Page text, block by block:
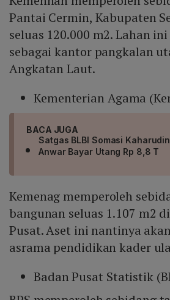
Pantai Cermin, Kabupaten
seluas 120.000 m2. Lahan
sebagai kantor pangkalan
Angkatan Laut.
Kementerian Agama
BACA JUGA
Satgas BLBI Somasi
Anwar Bayar Utang Rp 8,8 T
Kemenag memperoleh
bangunan seluas 1.107 m2
Pusat. Aset ini nantinya
asrama pendidikan kader
Badan Pusat Statistik